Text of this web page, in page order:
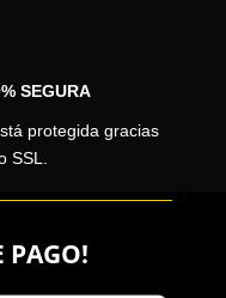
SEGURA
protegida gracias
SSL.
PAGO!